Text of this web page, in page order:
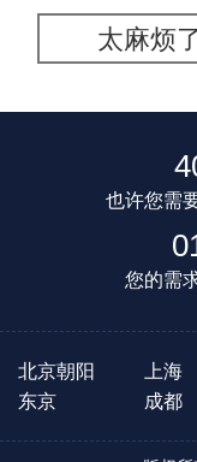
太麻烦
也许您需
您的需
北京朝阳 上海
东京
成都